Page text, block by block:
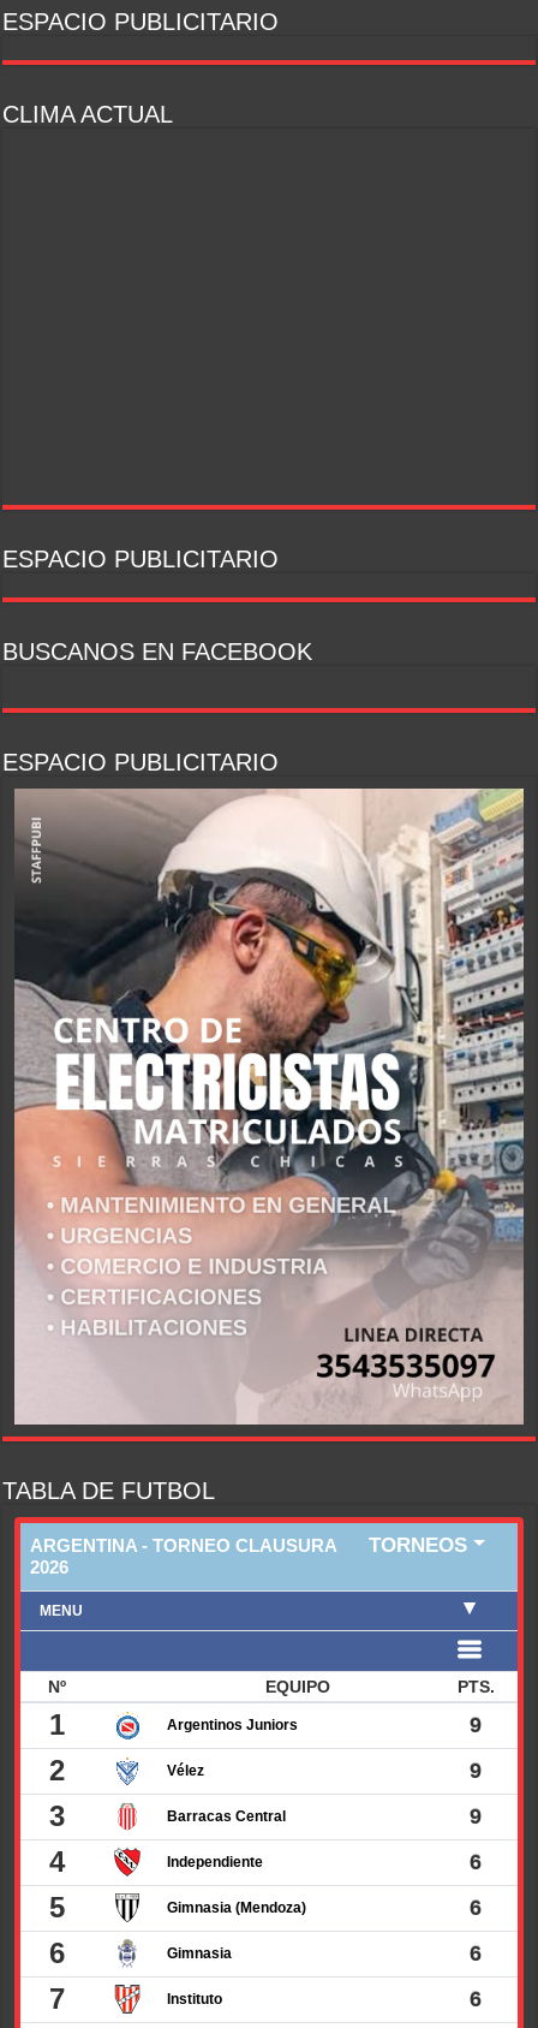
ESPACIO PUBLICITARIO
CLIMA ACTUAL
ESPACIO PUBLICITARIO
BUSCANOS EN FACEBOOK
ESPACIO PUBLICITARIO
TABLA DE FUTBOL